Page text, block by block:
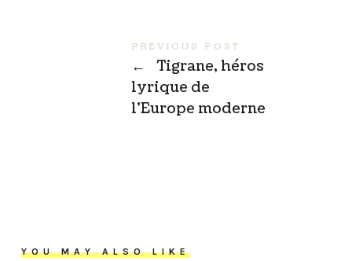
PREVIOUS POST
←
Tigrane, héros
lyrique de
l’Europe moderne
YOU MAY ALSO LIKE